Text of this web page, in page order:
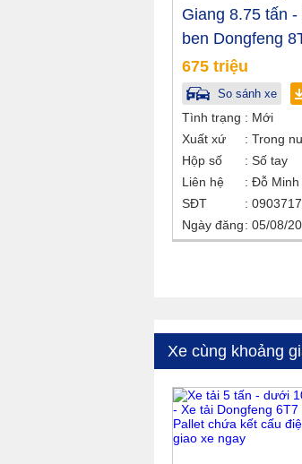
Giang 8.75 tấn -
ben Dongfeng
675 triệu
So sánh xe
Tình trạng
Mới
Xuất xứ
Trong
Hộp số
Số tay
Liên hệ
Đỗ Minh
SĐT
Ngày đăng
05/08/
Xe cùng khoảng